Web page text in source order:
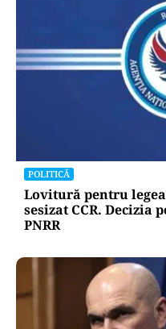
POLITICĂ
Lovitură pentru legea
sesizat CCR.
PNRR